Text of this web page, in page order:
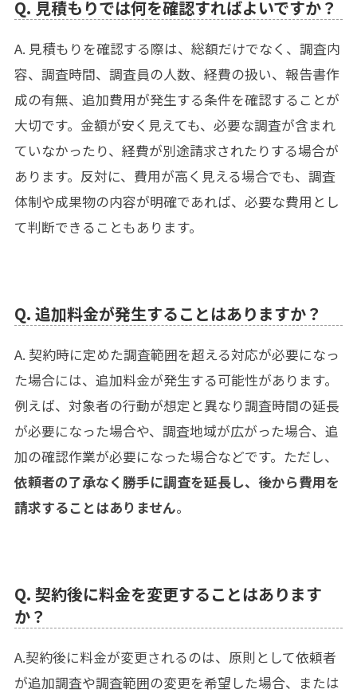
Q. 見積もりでは何を確認すればよいですか？
A. 見積もりを確認する際は、総額だけでなく、調査内
容、調査時間、調査員の人数、経費の扱い、報告書作
成の有無、追加費用が発生する条件を確認することが
大切です。金額が安く見えても、必要な調査が含まれ
ていなかったり、経費が別途請求されたりする場合が
あります。反対に、費用が高く見える場合でも、調査
体制や成果物の内容が明確であれば、必要な費用とし
て判断できることもあります。
Q. 追加料金が発生することはありますか？
A. 契約時に定めた調査範囲を超える対応が必要になっ
た場合には、追加料金が発生する可能性があります。
例えば、対象者の行動が想定と異なり調査時間の延長
が必要になった場合や、調査地域が広がった場合、追
加の確認作業が必要になった場合などです。ただし、
依頼者の了承なく勝手に調査を延長し、後から費用を
請求することはありません。
Q. 契約後に料金を変更することはあります
か？
A.契約後に料金が変更されるのは、原則として依頼者
が追加調査や調査範囲の変更を希望した場合、または